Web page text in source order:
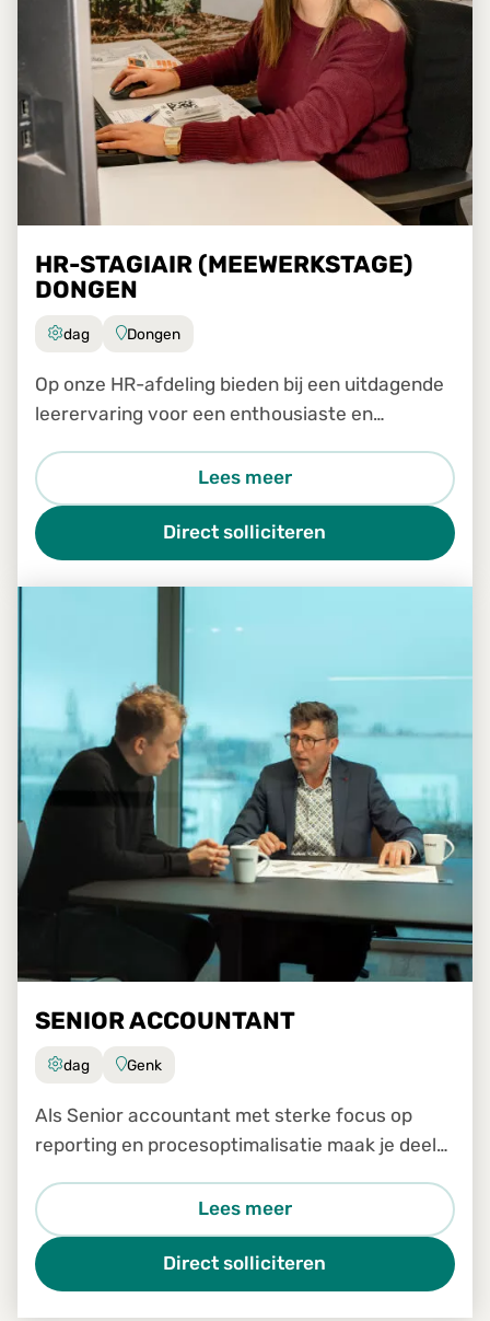
HR-STAGIAIR (MEEWERKSTAGE)
DONGEN
dag Dongen
Op onze HR-afdeling bieden bij een uitdagende
leerervaring voor een enthousiaste en
meewerkstage voor de periode van september
2026 tot en met december 2026.
Lees meer
Direct solliciteren
SENIOR ACCOUNTANT
dag Genk
Als Senior accountant met sterke focus op
reporting en procesoptimalisatie maak je deel
rapporteer je rechtstreeks aan de Finance
Manager.
Lees meer
Direct solliciteren